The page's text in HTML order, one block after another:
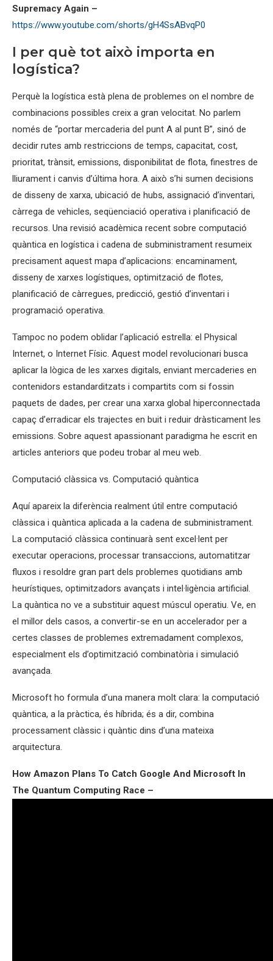
Supremacy Again –
https://www.youtube.com/shorts/gH4SsABvqP0
I per què tot això importa en
logística?
Perquè la logística està plena de problemes on el nombre de
combinacions possibles creix a gran velocitat. No parlem
només de “portar mercaderia del punt A al punt B”, sinó de
decidir rutes amb restriccions de temps, capacitat, cost,
prioritat, trànsit, emissions, disponibilitat de flota, finestres de
lliurament i canvis d’última hora. A això s’hi sumen decisions
de disseny de xarxa, ubicació de hubs, assignació d’inventari,
càrrega de vehicles, seqüenciació operativa i planificació de
recursos. Una revisió acadèmica recent sobre computació
quàntica en logística i cadena de subministrament resumeix
precisament aquest mapa d’aplicacions: encaminament,
disseny de xarxes logístiques, optimització de flotes,
planificació de càrregues, predicció, gestió d’inventari i
programació operativa.
Tampoc no podem oblidar l’aplicació estrella: el Physical
Internet, o Internet Físic. Aquest model revolucionari busca
aplicar la lògica de les xarxes digitals, enviant mercaderies en
contenidors estandarditzats i compartits com si fossin
paquets de dades, per crear una xarxa global hiperconnectada
capaç d’erradicar els trajectes en buit i reduir dràsticament les
emissions. Sobre aquest apassionant paradigma he escrit en
articles anteriors que podeu trobar al meu web.
Computació clàssica vs. Computació quàntica
Aquí apareix la diferència realment útil entre computació
clàssica i quàntica aplicada a la cadena de subministrament.
La computació clàssica continuarà sent excel·lent per
executar operacions, processar transaccions, automatitzar
fluxos i resoldre gran part dels problemes quotidians amb
heurístiques, optimitzadors avançats i intel·ligència artificial.
La quàntica no ve a substituir aquest múscul operatiu. Ve, en
el millor dels casos, a convertir-se en un accelerador per a
certes classes de problemes extremadament complexos,
especialment els d’optimització combinatòria i simulació
avançada.
Microsoft ho formula d’una manera molt clara: la computació
quàntica, a la pràctica, és híbrida; és a dir, combina
processament clàssic i quàntic dins d’una mateixa
arquitectura.
How Amazon Plans To Catch Google And Microsoft In
The Quantum Computing Race –